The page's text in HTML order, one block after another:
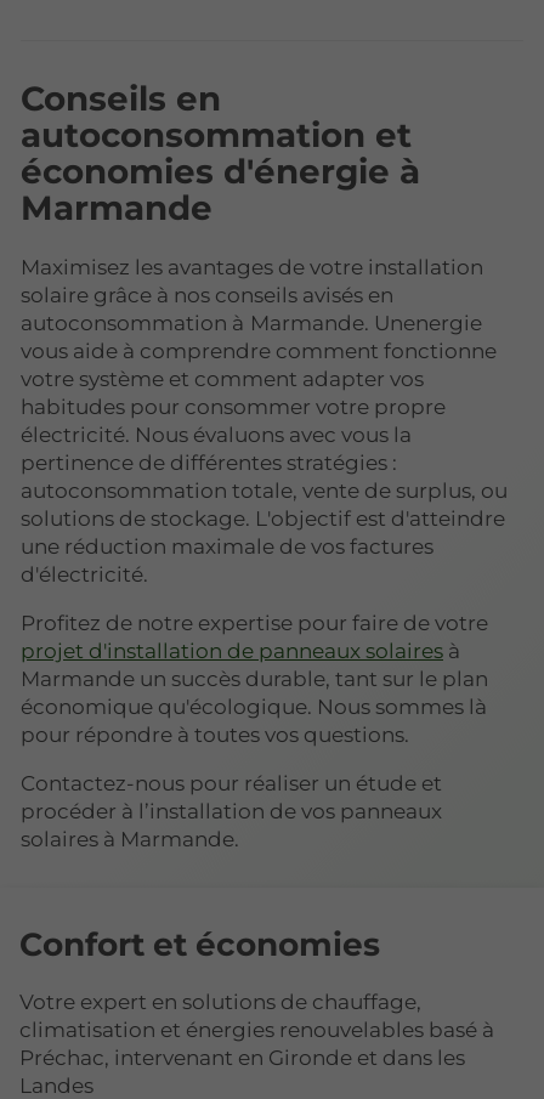
Conseils en
autoconsommation et
économies d'énergie à
Marmande
Maximisez les avantages de votre installation
solaire grâce à nos conseils avisés en
autoconsommation à Marmande. Unenergie
vous aide à comprendre comment fonctionne
votre système et comment adapter vos
habitudes pour consommer votre propre
électricité. Nous évaluons avec vous la
pertinence de différentes stratégies :
autoconsommation totale, vente de surplus, ou
solutions de stockage. L'objectif est d'atteindre
une réduction maximale de vos factures
d'électricité.
Profitez de notre expertise pour faire de votre
projet d'installation de panneaux solaires à
Marmande un succès durable, tant sur le plan
économique qu'écologique. Nous sommes là
pour répondre à toutes vos questions.
Contactez-nous pour réaliser un étude et
procéder à l’installation de vos panneaux
solaires à Marmande.
Confort et économies
Votre expert en solutions de chauffage,
climatisation et énergies renouvelables basé à
Préchac, intervenant en Gironde et dans les
Landes